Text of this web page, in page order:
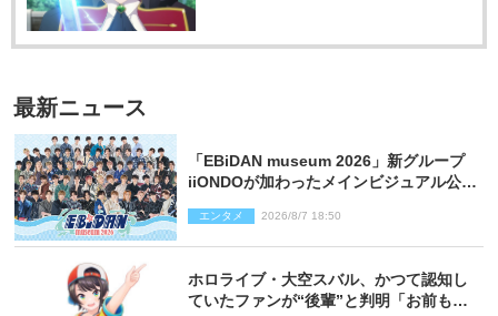
最新ニュース
「EBiDAN museum 2026」新グループ
iiONDOが加わったメインビジュアル公
エンタメ 2026/8/7 18:50
ホロライブ・大空スバル、かつて認知し
ていたファンが“後輩”と判明「お前もし